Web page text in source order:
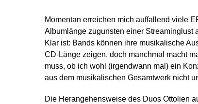
Momentan erreichen mich auffallend viele
Albumlänge zugunsten einer Streaminglust
Klar ist: Bands können ihre musikalische
CD-Länge zeigen, doch manchmal macht
muss, ob ich wohl (irgendwann mal) ein
aus dem musikalischen Gesamtwerk nicht
Die Herangehensweise des Duos Ottolien